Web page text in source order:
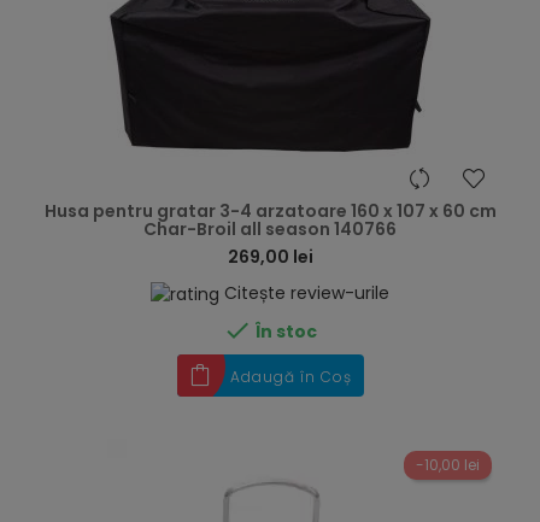
Husa pentru gratar 3-4 arzatoare 160 x 107 x 60 cm
Char-Broil all season 140766
269,00 lei
Citește review-urile
 În stoc
Adaugă în Coș
-10,00 lei